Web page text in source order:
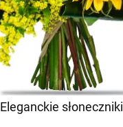
Eleganckie słoneczniki